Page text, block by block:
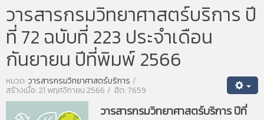
วารสารกรมวิทยาศาสตร์บริการ ปี
ที่ 72 ฉบับที่ 223 ประจำเดือน
กันยายน ปีที่พิมพ์ 2566
หมวด:วารสารกรมวิทยาศาสตร์บริการ
สร้างเมื่อ: 21 พฤศจิกายน 2566 ฮิต: 7659
วารสารกรมวิทยาศาสตร์บริการ ปีที่